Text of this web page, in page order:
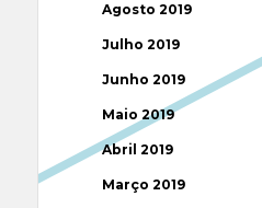
Agosto 2019
Julho 2019
Junho 2019
Maio 2019
Abril 2019
Março 2019